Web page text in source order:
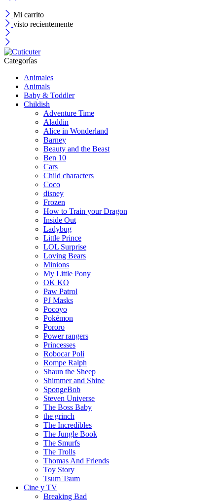
Mi carrito
visto recientemente
Categorías
Animales
Animals
Baby & Toddler
Childish
Adventure Time
Aladdin
Alice in Wonderland
Barney
Beauty and the Beast
Ben 10
Cars
Child characters
Coco
disney
Frozen
How to Train your Dragon
Inside Out
Ladybug
Little Prince
LOL Surprise
Loving Bears
Minions
My Little Pony
OK KO
Paw Patrol
PJ Masks
Pocoyo
Pokémon
Pororo
Power rangers
Princesses
Robocar Poli
Rompe Ralph
Shaun the Sheep
Shimmer and Shine
SpongeBob
Steven Universe
The Boss Baby
the grinch
The Incredibles
The Jungle Book
The Smurfs
The Trolls
Thomas And Friends
Toy Story
Tsum Tsum
Cine y TV
Breaking Bad